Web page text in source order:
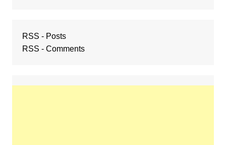
RSS - Posts
RSS - Comments